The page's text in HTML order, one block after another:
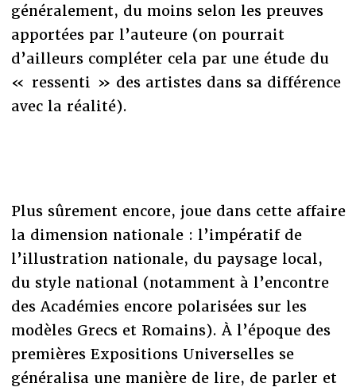
généralement, du moins selon les preuves
apportées par l’auteure (on pourrait
d’ailleurs compléter cela par une étude du
« ressenti » des artistes dans sa différence
avec la réalité).
Plus sûrement encore, joue dans cette affaire
la dimension nationale : l’impératif de
l’illustration nationale, du paysage local,
du style national (notamment à l’encontre
des Académies encore polarisées sur les
modèles Grecs et Romains). À l’époque des
premières Expositions Universelles se
généralisa une manière de lire, de parler et